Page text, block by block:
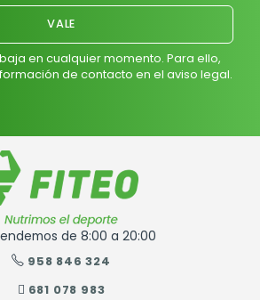
en cualquier momento. Para ello,
de contacto en el aviso legal.
de 8:00 a 20:00
958 846 324
681 078 983